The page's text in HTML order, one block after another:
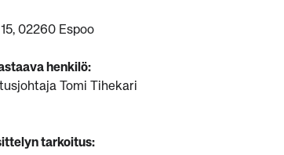
02260 Espoo
henkilö:
Tomi Tihekari
tarkoitus: